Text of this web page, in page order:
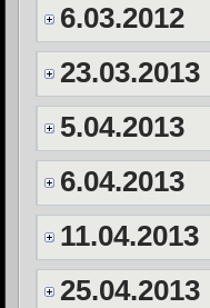
6.03.2012
23.03.2013
5.04.2013
6.04.2013
11.04.2013
25.04.2013